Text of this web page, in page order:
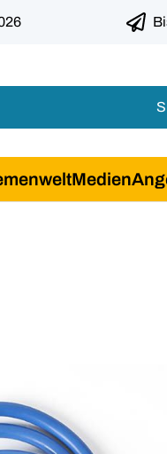
Medien